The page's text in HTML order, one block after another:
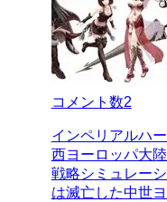
コメント数2
インペリアルハ
西ヨーロッパ大
戦略シミュレー
は滅亡した中世